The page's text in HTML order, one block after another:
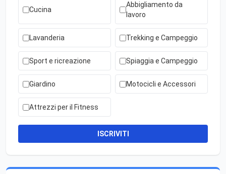
Cucina
Abbigliamento da
lavoro
Lavanderia Trekking e Campeggio
Sport e ricreazione Spiaggia e Campeggio
Giardino Motocicli e Accessori
Attrezzi per il Fitness
ISCRIVITI